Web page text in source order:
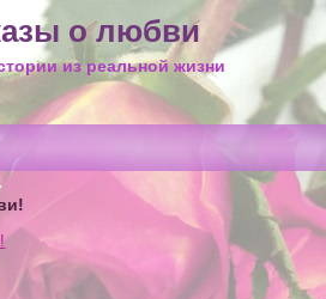
о любви
из реальной жизни